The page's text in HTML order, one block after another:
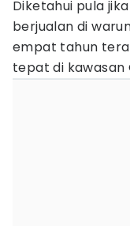
Diketahui pula
berjualan di
empat tahun
tepat di kawasan